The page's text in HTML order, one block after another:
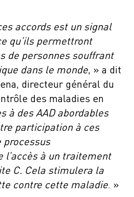
accords est un signal
qu’ils permettront
de personnes souffrant
dans le monde, » a dit
directeur général du
des maladies en
à des AAD abordables
participation à ces
processus
l’accès à un traitement
C. Cela stimulera la
contre cette maladie. »